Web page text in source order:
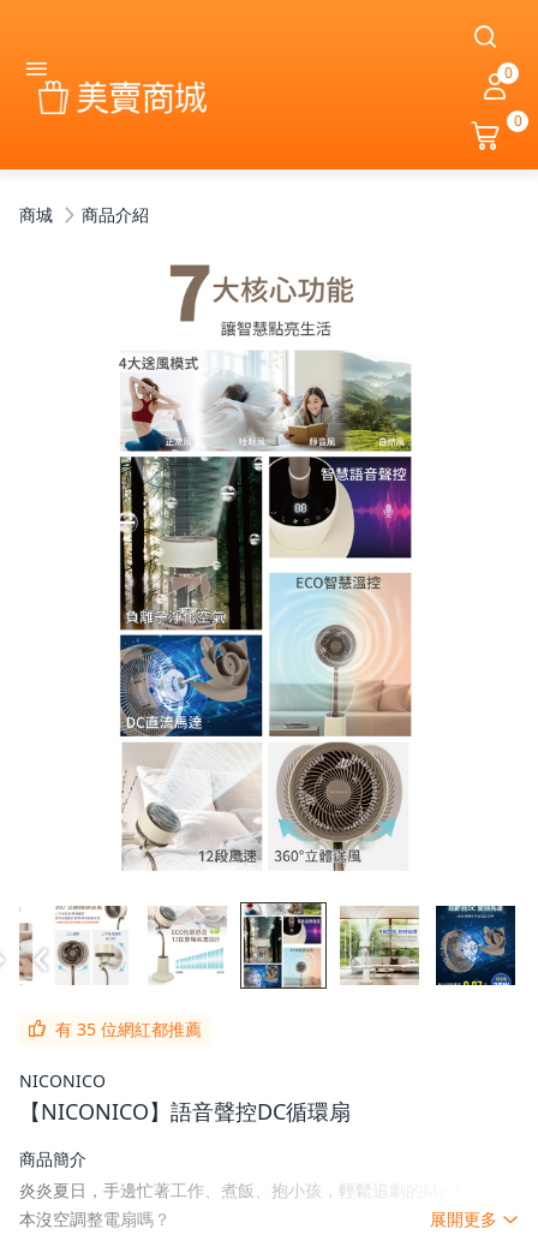
0
0
商城 商品介紹
有 35 位網紅都推薦
NICONICO
【NICONICO】語音聲控DC循環扇
商品簡介
炎炎夏日，手邊忙著工作、煮飯、抱小孩，輕鬆追劇的Me Time根
本沒空調整電扇嗎？
展開更多